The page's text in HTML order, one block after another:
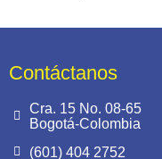
Contáctanos
Cra. 15 No. 08-65
Bogotá-Colombia
(601) 404 2752